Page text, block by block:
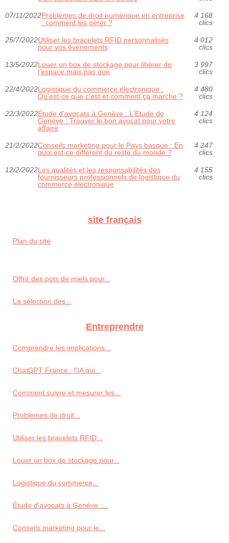
07/11/2022Problèmes de droit numérique en entreprise
: comment les gérer ?
4 168
clics
25/7/2022Utiliser les bracelets RFID personnalisés
pour vos évènements
4 012
clics
13/5/2022Louer un box de stockage pour libérer de
l’espace mais pas que
3 997
clics
22/4/2022Logistique du commerce électronique :
Qu'est-ce que c'est et comment ça marche ?
4 480
clics
22/3/2022Étude d'avocats à Genève : L'Etude de
Genève : Trouver le bon avocat pour votre
affaire
4 124
clics
21/2/2022Conseils marketing pour le Pays basque : En
quoi est-ce différent du reste du monde ?
4 247
clics
12/2/2022Les qualités et les responsabilités des
fournisseurs professionnels de logistique du
commerce électronique
4 155
clics
site français
Plan du site
Offrir des pots de miels pour...
La sélection des...
Entreprendre
Comprendre les implications...
ChatGPT France : l'IA qui...
Comment suivre et mesurer les...
Problèmes de droit...
Utiliser les bracelets RFID...
Louer un box de stockage pour...
Logistique du commerce...
Étude d'avocats à Genève :...
Conseils marketing pour le...